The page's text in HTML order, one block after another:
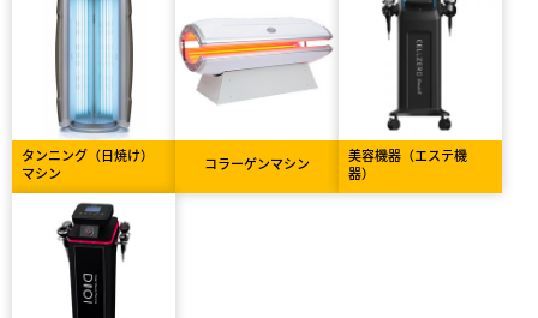
タンニング（日焼け）
マシン
コラーゲンマシン
美容機器（エステ機
器）